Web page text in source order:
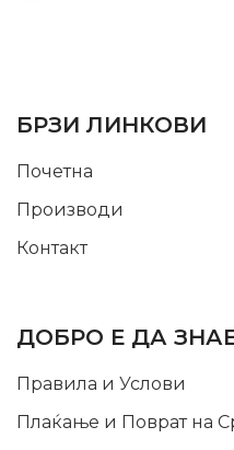
БРЗИ ЛИНКОВИ
Почетна
Производи
Контакт
ДОБРО Е ДА
Правила и Услови
Плаќање и Поврат на